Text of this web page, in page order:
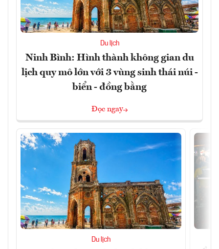
Du lịch
Ninh Bình: Hình thành không gian du
lịch quy mô lớn với 3 vùng sinh thái núi -
biển - đồng bằng
Đọc ngay
Du lịch